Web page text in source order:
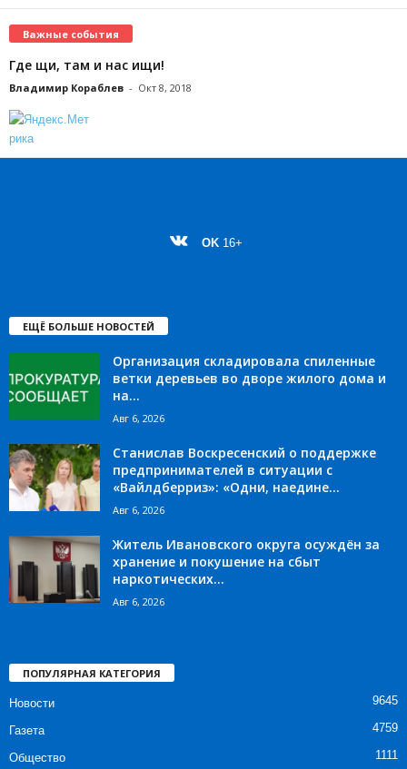
Важные события
Где щи, там и нас ищи!
Владимир Кораблев - Окт 8, 2018
OK 16+
ЕЩЁ БОЛЬШЕ НОВОСТЕЙ
Организация складировала спиленные
ветки деревьев во дворе жилого дома и
на...
Авг 6, 2026
Станислав Воскресенский о поддержке
предпринимателей в ситуации с
«Вайлдберриз»: «Одни, наедине...
Авг 6, 2026
Житель Ивановского округа осуждён за
хранение и покушение на сбыт
наркотических...
Авг 6, 2026
ПОПУЛЯРНАЯ КАТЕГОРИЯ
Новости 9645
Газета 4759
Общество 1111